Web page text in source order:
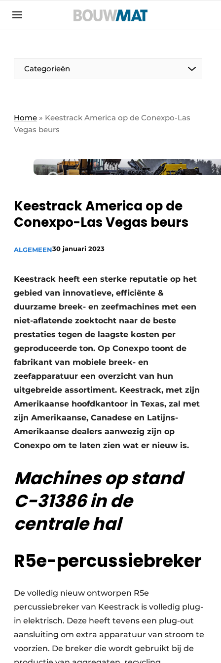
Aanmelden
Bedrijven
Bedrijven
Contact
Evenement aanmelden
Meest gelezen
Podcasts
Privacy / Cookie statement
Vacature aanmelden
Video’s
Categorieën
Home » Keestrack America op de Conexpo-Las
Vegas beurs
Keestrack America op de
Conexpo-Las Vegas beurs
ALGEMEEN30 januari 2023
Keestrack heeft een sterke reputatie op het
gebied van innovatieve, efficiënte &
duurzame breek- en zeefmachines met een
niet-aflatende zoektocht naar de beste
prestaties tegen de laagste kosten per
geproduceerde ton. Op Conexpo toont de
fabrikant van mobiele breek- en
zeefapparatuur een overzicht van hun
uitgebreide assortiment. Keestrack, met zijn
Amerikaanse hoofdkantoor in Texas, zal met
zijn Amerikaanse, Canadese en Latijns-
Amerikaanse dealers aanwezig zijn op
Conexpo om te laten zien wat er nieuw is.
Machines op stand
C-31386 in de
centrale hal
R5e-percussiebreker
De volledig nieuw ontworpen R5e
percussiebreker van Keestrack is volledig plug-
in elektrisch. Deze heeft tevens een plug-out
aansluiting om extra apparatuur van stroom te
voorzien. De breker die wordt gebruikt bij de